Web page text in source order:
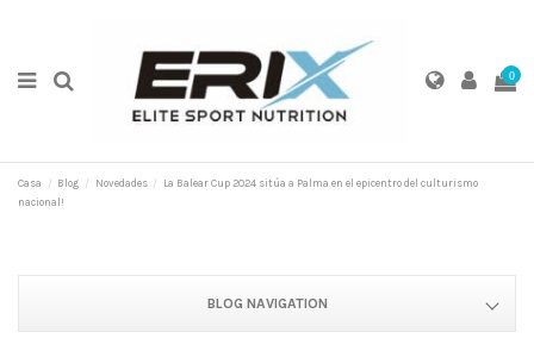
0
Casa Blog Novedades
La Balear Cup 2024 sitúa a Palma en el epicentro del culturismo
nacional!
BLOG NAVIGATION